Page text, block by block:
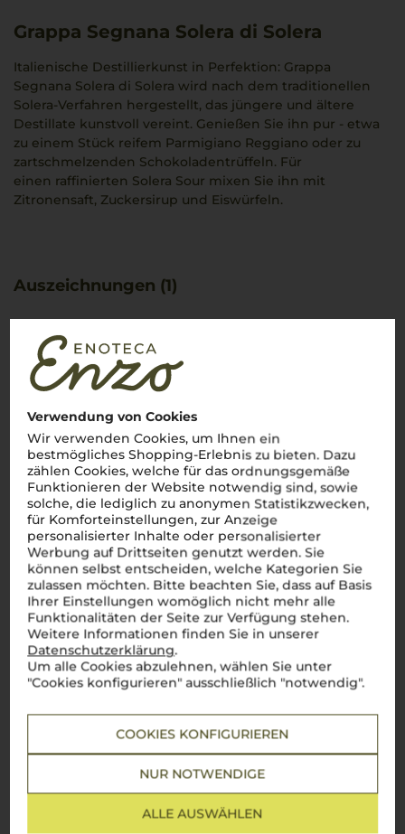
Verwendung von Cookies
Wir verwenden Cookies, um Ihnen ein
bestmögliches Shopping-Erlebnis zu bieten. Dazu
zählen Cookies, welche für das ordnungsgemäße
Funktionieren der Website notwendig sind, sowie
solche, die lediglich zu anonymen Statistikzwecken,
für Komforteinstellungen, zur Anzeige
personalisierter Inhalte oder personalisierter
Werbung auf Drittseiten genutzt werden. Sie
können selbst entscheiden, welche Kategorien Sie
zulassen möchten. Bitte beachten Sie, dass auf Basis
Ihrer Einstellungen womöglich nicht mehr alle
Funktionalitäten der Seite zur Verfügung stehen.
Weitere Informationen finden Sie in unserer
Datenschutzerklärung.
Um alle Cookies abzulehnen, wählen Sie unter
"Cookies konfigurieren" ausschließlich "notwendig".
COOKIES KONFIGURIEREN
NUR NOTWENDIGE
ALLE AUSWÄHLEN
Grappa Segnana Solera di Solera
Italienische Destillierkunst in Perfektion: Grappa
Segnana Solera di Solera wird nach dem traditionellen
Solera-Verfahren hergestellt, das jüngere und ältere
Destillate kunstvoll vereint. Genießen Sie ihn pur - etwa
zu einem Stück reifem Parmigiano Reggiano oder zu
zartschmelzenden Schokoladentrüffeln. Für
einen raffinierten Solera Sour mixen Sie ihn mit
Zitronensaft, Zuckersirup und Eiswürfeln.
Auszeichnungen (1)
Zum ausgewählten Jahrgang gibt es derzeit noch keine
Belobigungen. Folgende Jahrgänge wurden
ausgezeichnet:
Kundenbewertungen (0)
Es ist noch keine
Kundenbewertung vorhanden.
Schreiben Sie jetzt die erste Bewertung!
JETZT BEWERTEN